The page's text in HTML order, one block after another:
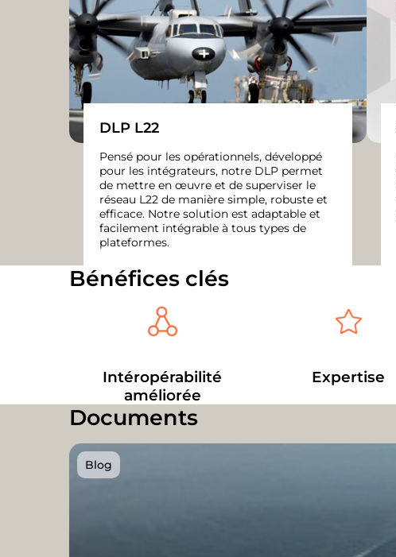
DLP L22
Pensé pour les opérationnels, développé
pour les intégrateurs, notre DLP permet
de mettre en œuvre et de superviser le
réseau L22 de manière simple, robuste et
efficace. Notre solution est adaptable et
facilement intégrable à tous types de
plateformes.
Bénéfices clés
Intéropérabilité
améliorée
Expertise
Documents
Blog